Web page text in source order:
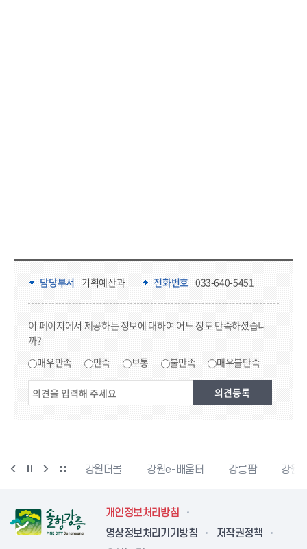
담당부서 정보 & 컨텐츠 만족도 조사
담당부서 기획예산과 전화번호 033-640-5451
이 페이지에서 제공하는 정보에 대하여 어느 정도 만족하셨습니
까?
매우만족 만족 보통 불만족 매우불만족
정책브리핑 강원더몰 강원e-배움터 강릉팜 강원
개인정보처리방침
영상정보처리기기방침
저작권정책